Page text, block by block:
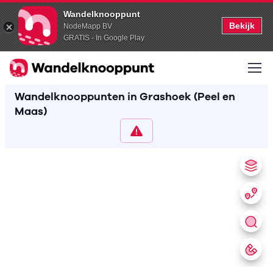
Wandelknooppunt
NodeMapp BV
GRATIS - In Google Play
Bekijk
Wandelknooppunten in Grashoek (Peel en
Maas)